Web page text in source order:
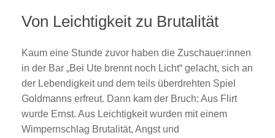
Von Leichtigkeit zu Brutalität
Kaum eine Stunde zuvor haben die Zuschauer:innen
in der Bar „Bei Ute brennt noch Licht“ gelacht, sich an
der Lebendigkeit und dem teils überdrehten Spiel
Goldmanns erfreut. Dann kam der Bruch: Aus Flirt
wurde Ernst. Aus Leichtigkeit wurden mit einem
Wimpernschlag Brutalität, Angst und